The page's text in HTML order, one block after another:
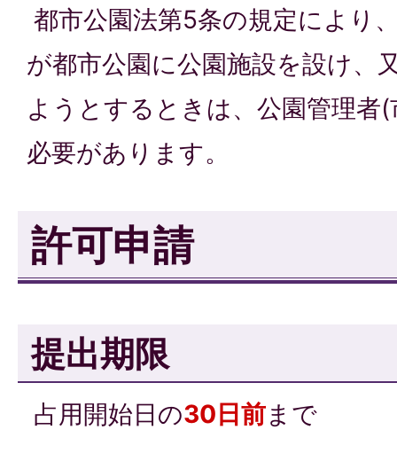
都市公園法第5条の規定により
が都市公園に公園施設を設け、
ようとするときは、公園管理者
必要があります。
許可申請
提出期限
占用開始日の30日前まで